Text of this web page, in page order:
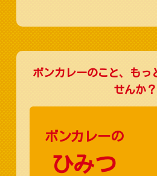
ボンカレーのこと、もっ
せんか？
ボンカレーの
ひみつ